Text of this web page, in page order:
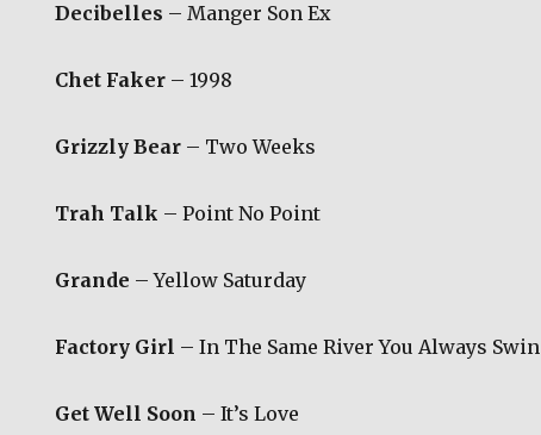
Decibelles – Manger Son Ex
Chet Faker– 1998
Grizzly Bear– Two Weeks
Trah Talk – Point No Point
Grande – Yellow Saturday
Factory Girl – In The Same River You Always Swin
Get Well Soon – It’s Love